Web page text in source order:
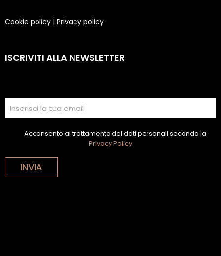
Cookie policy | Privacy policy
ISCRIVITI ALLA NEWSLETTER
Acconsento al trattamento dei dati personali secondo la
Privacy Policy
INVIA